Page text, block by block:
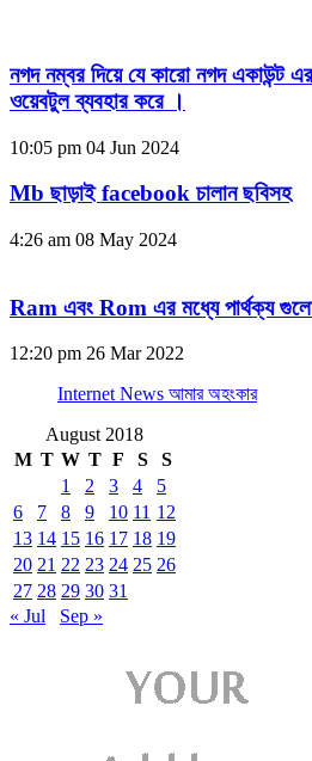
নগদ নম্বর দিয়ে যে কারো নগদ একাউন্ট
ওয়েবটুল ব্যবহার করে ।
10:05 pm 04 Jun 2024
Mb ছাড়াই facebook চালান ছবিসহ
4:26 am 08 May 2024
Ram এবং Rom এর মধ্যে পার্থক্য গুলো
12:20 pm 26 Mar 2022
Internet News আমার অহংকার
August 2018
M T W T F S
S
1
2 3 4
5
6
7 8 9 10 11 12
13 14 15 16 17 18 19
20 21 22 23 24 25 26
27 28 29 30 31
« Jul
Sep »